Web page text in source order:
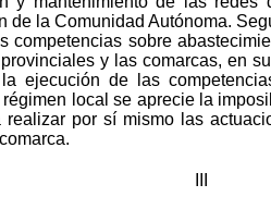
de la Comunidad Autónoma.
competencias sobre
y las comarcas, en
ejecución de las
local se aprecie la
por sí mismo las